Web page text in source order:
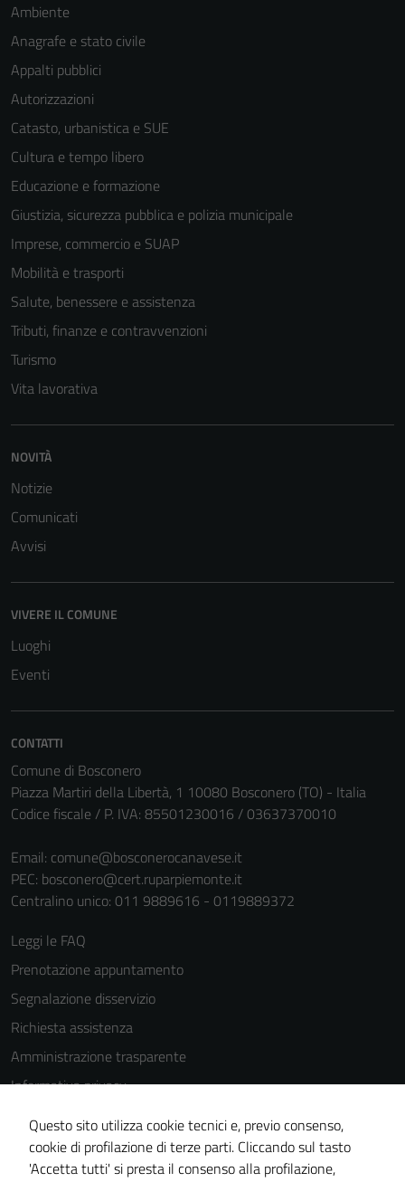
Ambiente
Anagrafe e stato civile
Appalti pubblici
Autorizzazioni
Catasto, urbanistica e SUE
Cultura e tempo libero
Educazione e formazione
Giustizia, sicurezza pubblica e polizia municipale
Imprese, commercio e SUAP
Mobilità e trasporti
Salute, benessere e assistenza
Tributi, finanze e contravvenzioni
Turismo
Vita lavorativa
NOVITÀ
Notizie
Comunicati
Avvisi
VIVERE IL COMUNE
Luoghi
Eventi
CONTATTI
Comune di Bosconero
Piazza Martiri della Libertà, 1 10080 Bosconero (TO) - Italia
Codice fiscale / P. IVA: 85501230016 / 03637370010
Email: comune@bosconerocanavese.it
PEC: bosconero@cert.ruparpiemonte.it
Centralino unico: 011 9889616 - 0119889372
Leggi le FAQ
Prenotazione appuntamento
Segnalazione disservizio
Richiesta assistenza
Amministrazione trasparente
Informativa privacy
Cookie Policy
Note legali
Dichiarazione di accessibilità
Questo sito utilizza cookie tecnici e, previo consenso,
cookie di profilazione di terze parti. Cliccando sul tasto
'Accetta tutti' si presta il consenso alla profilazione,
Tecnici
funzionamento
del sito e non
essere
disabilitati.
Questi cookie